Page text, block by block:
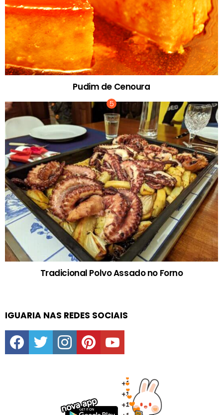
Pudim de Cenoura
Tradicional Polvo Assado no Forno
IGUARIA NAS REDES SOCIAIS
facebooktwitter instagrampinterestyoutube